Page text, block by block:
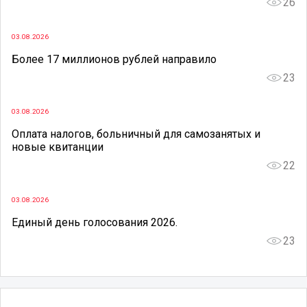
03.08.2026
Более 17 миллионов рублей направило
23
03.08.2026
Оплата налогов, больничный для самозанятых и
новые квитанции
22
03.08.2026
Единый день голосования 2026.
23